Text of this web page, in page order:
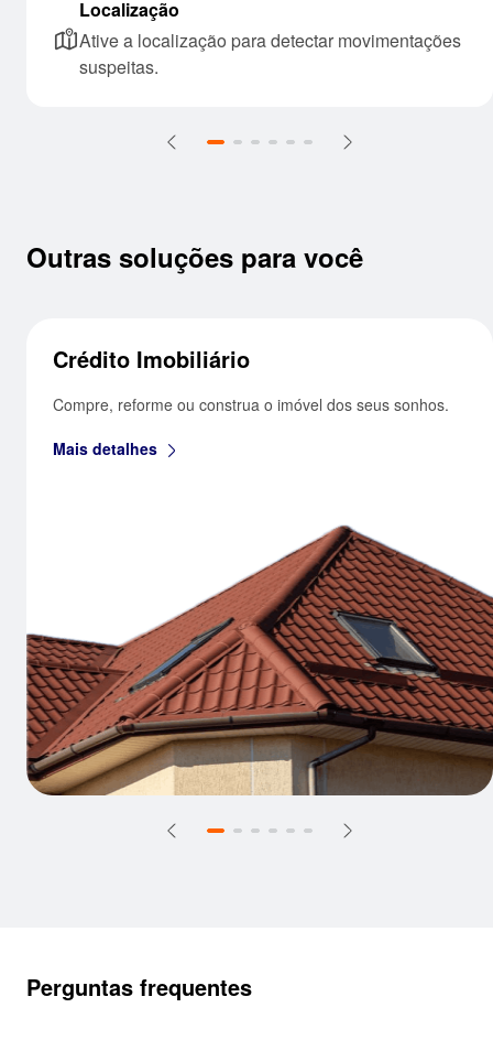
Localização
Ative a localização para detectar movimentações
suspeitas.
Outras soluções para você
Crédito Imobiliário
Compre, reforme ou construa o imóvel dos seus sonhos.
Mais detalhes
seta_direita
Perguntas frequentes